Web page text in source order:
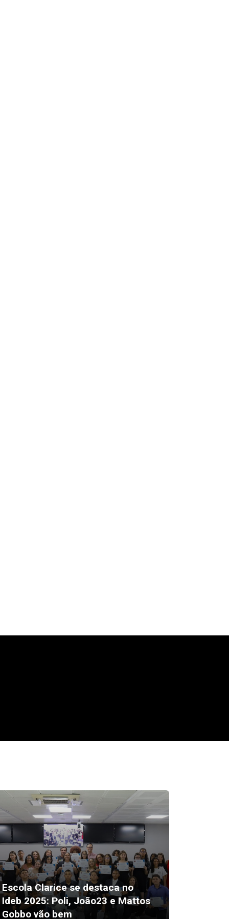
Escola Clarice se destaca no
Ideb 2025: Poli, João23 e Mattos
Gobbo vão bem